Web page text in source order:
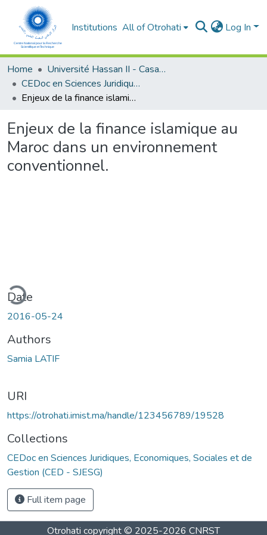
Institutions All of Otrohati Log In
Home
Université Hassan II - Casablanca
CEDoc en Sciences Juridiques, Economiques, Sociales et de Gestion (CED - SJESG)
Enjeux de la finance islamique au Maroc dans un environnement conventionnel.
Enjeux de la finance islamique au
Maroc dans un environnement
conventionnel.
Date
2016-05-24
Authors
Samia LATIF
URI
https://otrohati.imist.ma/handle/123456789/19528
Collections
CEDoc en Sciences Juridiques, Economiques, Sociales et de
Gestion (CED - SJESG)
Full item page
Otrohati copyright © 2025-2026 CNRST